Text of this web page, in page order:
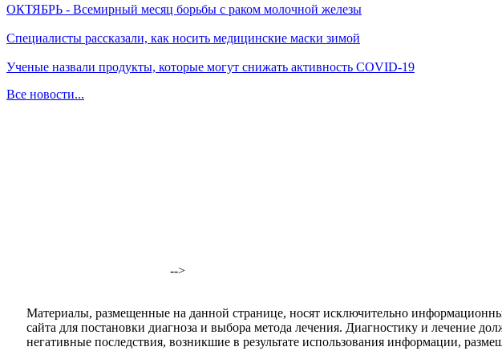
ОКТЯБРЬ - Всемирный месяц борьбы с раком молочной железы
Специалисты рассказали, как носить медицинские маски зимой
Ученые назвали продукты, которые могут снижать активность COVID-19
Все новости...
-->
Материалы, размещенные на данной странице, носят исключительно
сайта для постановки диагноза и выбора метода лечения. Диагностику и лечение
негативные последствия, возникшие в результате использования информации,